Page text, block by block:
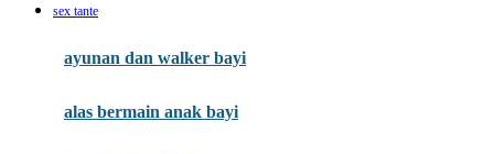
My Buddy Tag
My K
sex tante
ayunan dan walker bayi
alas bermain anak bayi